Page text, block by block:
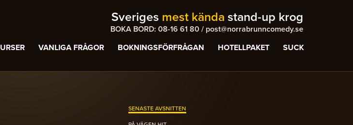
Sveriges mest kända stand-up krog
BOKA BORD: 08-16 61 80 / post@norrabrunncomedy.se
VANLIGA FRÅGOR BOKNINGSFÖRFRÅGAN HOTELLPAKET SUCK
SENASTE AVSNITTEN